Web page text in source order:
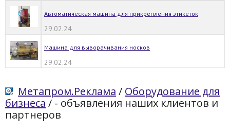
Автоматическая машина для прикрепления этикеток
29.02.24
Машина для выворачивания носков
29.02.24
Метапром.Реклама / Оборудование для
бизнеса / - объявления наших клиентов и
партнеров